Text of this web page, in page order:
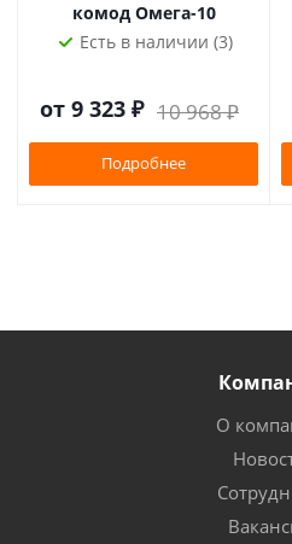
комод Омега-10
Есть в наличии (3)
от 9 323 ₽ 10 968 ₽
Подробнее
О